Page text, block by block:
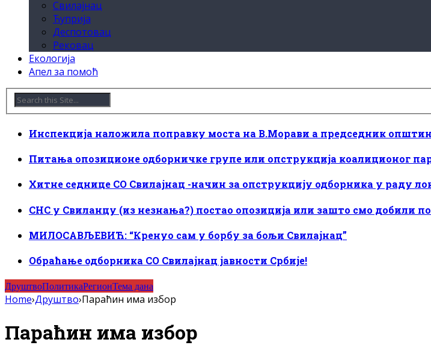
Свилајнац
Ћуприја
Деспотовац
Рековац
Екологија
Апел за помоћ
Инспекција наложила поправку моста на В.Морави а председник
Питања опозиционе одборничке групе или опструкција коалиционог
Хитне седнице СО Свилајнац -начин за опструкцију одборника у раду
СНС у Свиланцу (из незнања?) постао опозиција или зашто смо добили
МИЛОСАВЉЕВИЋ: “Кренуо сам у борбу за бољи Свилајнац”
Обраћање одборника СО Свилајнац јавности Србије!
ДруштвоПолитикаРегионТема дана
Home›Друштво›Параћин има избор
Параћин има избор